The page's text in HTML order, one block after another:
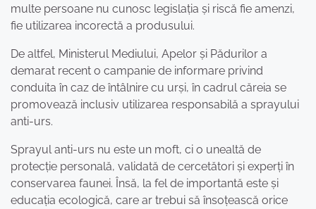
multe persoane nu cunosc legislația și riscă fie amenzi,
fie utilizarea incorectă a produsului.
De altfel, Ministerul Mediului, Apelor și Pădurilor a
demarat recent o campanie de informare privind
conduita în caz de întâlnire cu urși, în cadrul căreia se
promovează inclusiv utilizarea responsabilă a sprayului
anti-urs.
Sprayul anti-urs nu este un moft, ci o unealtă de
protecție personală, validată de cercetători și experți în
conservarea faunei. Însă, la fel de importantă este și
educația ecologică, care ar trebui să însoțească orice